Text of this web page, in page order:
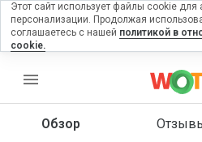
menu
Обзор
отзыв
Этот сайт использует файлы cookie для
персонализации. Продолжая
соглашаетесь с нашей политикой в
cookie.